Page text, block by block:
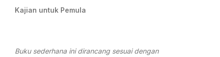
Kajian untuk Pemula
Buku sederhana ini dirancang sesuai dengan